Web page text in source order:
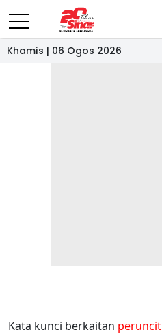
Khamis | 06 Ogos 2026
Kata kunci berkaitan peruncit